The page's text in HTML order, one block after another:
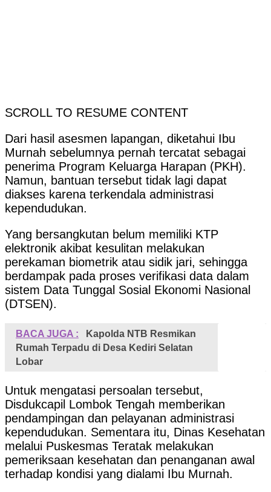
SCROLL TO RESUME CONTENT
Dari hasil asesmen lapangan, diketahui Ibu
Murnah sebelumnya pernah tercatat sebagai
penerima Program Keluarga Harapan (PKH).
Namun, bantuan tersebut tidak lagi dapat
diakses karena terkendala administrasi
kependudukan.
Yang bersangkutan belum memiliki KTP
elektronik akibat kesulitan melakukan
perekaman biometrik atau sidik jari, sehingga
berdampak pada proses verifikasi data dalam
sistem Data Tunggal Sosial Ekonomi Nasional
(DTSEN).
BACA JUGA :
Kapolda NTB Resmikan
Rumah Terpadu di Desa Kediri Selatan
Lobar
Untuk mengatasi persoalan tersebut,
Disdukcapil Lombok Tengah memberikan
pendampingan dan pelayanan administrasi
kependudukan. Sementara itu, Dinas Kesehatan
melalui Puskesmas Teratak melakukan
pemeriksaan kesehatan dan penanganan awal
terhadap kondisi yang dialami Ibu Murnah.